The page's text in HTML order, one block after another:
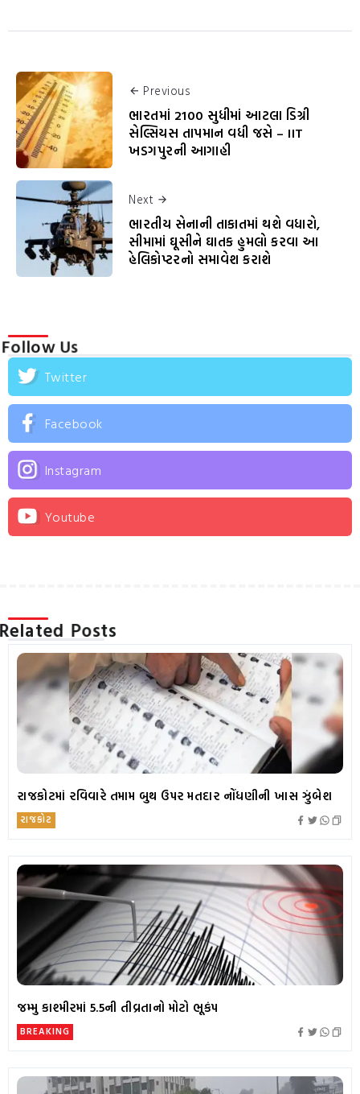
Previous
ભારતમાં 2100 સુધીમાં આટલા ડિગ્રી
સેલ્સિયસ તાપમાન વધી જસે – IIT
ખડગપુરની આગાહી
Next
ભારતીય સેનાની તાકાતમાં થશે વધારો,
સીમામાં ઘૂસીને ઘાતક હુમલો કરવા આ
હેલિકોપ્ટરનો સમાવેશ કરાશે
Follow Us
Twitter
Facebook
Instagram
Youtube
Related Posts
રાજકોટમાં રવિવારે તમામ બુથ ઉપર મતદાર નોંધણીની ખાસ ઝુંબેશ
રાજકોટ
જમ્મુ કાશ્મીરમાં 5.5ની તીવ્રતાનો મોટો ભૂકંપ
BREAKING